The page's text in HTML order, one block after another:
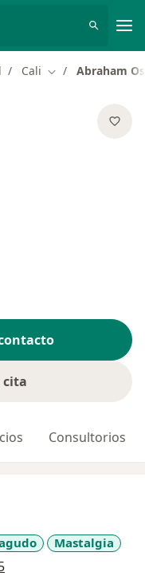
Cali Cambiar de
Abraham
cita
Consultorios
Mastalgia
a11y_sr_more_diseases